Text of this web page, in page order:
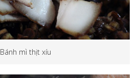
Bánh mì thịt xíu